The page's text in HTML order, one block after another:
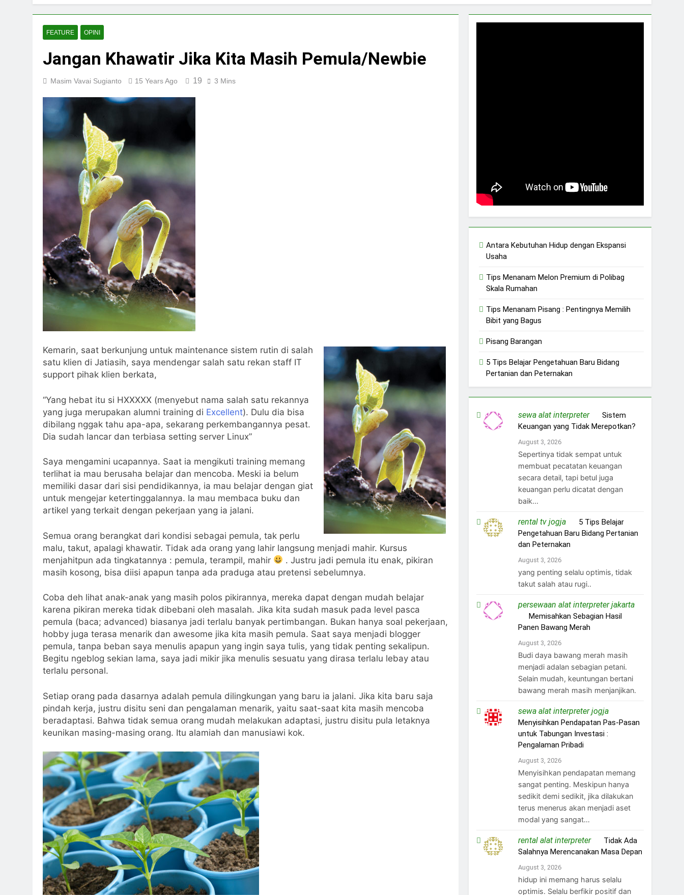
FEATURE OPINI
Jangan Khawatir Jika Kita Masih Pemula/Newbie
Masim Vavai Sugianto 15 Years Ago 19 3 Mins
Kemarin, saat berkunjung untuk maintenance sistem rutin di salah
satu klien di Jatiasih, saya mendengar salah satu rekan staff IT
support pihak klien berkata,
“Yang hebat itu si HXXXXX (menyebut nama salah satu rekannya
yang juga merupakan alumni training di Excellent). Dulu dia bisa
dibilang nggak tahu apa-apa, sekarang perkembangannya pesat.
Dia sudah lancar dan terbiasa setting server Linux”
Saya mengamini ucapannya. Saat ia mengikuti training memang
terlihat ia mau berusaha belajar dan mencoba. Meski ia belum
memiliki dasar dari sisi pendidikannya, ia mau belajar dengan giat
untuk mengejar ketertinggalannya. Ia mau membaca buku dan
artikel yang terkait dengan pekerjaan yang ia jalani.
Semua orang berangkat dari kondisi sebagai pemula, tak perlu
malu, takut, apalagi khawatir. Tidak ada orang yang lahir langsung menjadi mahir. Kursus
menjahitpun ada tingkatannya : pemula, terampil, mahir
. Justru jadi pemula itu enak, pikiran
masih kosong, bisa diisi apapun tanpa ada praduga atau pretensi sebelumnya.
Coba deh lihat anak-anak yang masih polos pikirannya, mereka dapat dengan mudah belajar
karena pikiran mereka tidak dibebani oleh masalah. Jika kita sudah masuk pada level pasca
pemula (baca; advanced) biasanya jadi terlalu banyak pertimbangan. Bukan hanya soal pekerjaan,
hobby juga terasa menarik dan awesome jika kita masih pemula. Saat saya menjadi blogger
pemula, tanpa beban saya menulis apapun yang ingin saya tulis, yang tidak penting sekalipun.
Begitu ngeblog sekian lama, saya jadi mikir jika menulis sesuatu yang dirasa terlalu lebay atau
terlalu personal.
Setiap orang pada dasarnya adalah pemula dilingkungan yang baru ia jalani. Jika kita baru saja
pindah kerja, justru disitu seni dan pengalaman menarik, yaitu saat-saat kita masih mencoba
beradaptasi. Bahwa tidak semua orang mudah melakukan adaptasi, justru disitu pula letaknya
keunikan masing-masing orang. Itu alamiah dan manusiawi kok.
Antara Kebutuhan Hidup dengan Ekspansi
Usaha
Tips Menanam Melon Premium di Polibag
Skala Rumahan
Tips Menanam Pisang : Pentingnya Memilih
Bibit yang Bagus
Pisang Barangan
5 Tips Belajar Pengetahuan Baru Bidang
Pertanian dan Peternakan
sewa alat interpreteron Sistem
Keuangan yang Tidak Merepotkan?
August 3, 2026
Sepertinya tidak sempat untuk
membuat pecatatan keuangan
secara detail, tapi betul juga
keuangan perlu dicatat dengan
baik...
rental tv jogjaon 5 Tips Belajar
Pengetahuan Baru Bidang Pertanian
dan Peternakan
August 3, 2026
yang penting selalu optimis, tidak
takut salah atau rugi..
persewaan alat interpreter jakarta
Memisahkan Sebagian Hasil
Panen Bawang Merah
August 3, 2026
Budi daya bawang merah masih
menjadi adalan sebagian petani.
Selain mudah, keuntungan bertani
bawang merah masih menjanjikan.
sewa alat interpreter jogjaon
Menyisihkan Pendapatan Pas-Pasan
untuk Tabungan Investasi :
Pengalaman Pribadi
August 3, 2026
Menyisihkan pendapatan memang
sangat penting. Meskipun hanya
sedikit demi sedikit, jika dilakukan
terus menerus akan menjadi aset
modal yang sangat…
rental alat interpreteron Tidak Ada
Salahnya Merencanakan Masa Depan
August 3, 2026
hidup ini memang harus selalu
optimis. Selalu berfikir positif dan